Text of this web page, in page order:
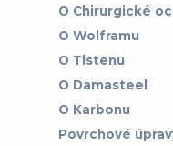
O Chirurgické
O Wolframu
O Tistenu
O Damasteel
O Karbonu
Povrchové